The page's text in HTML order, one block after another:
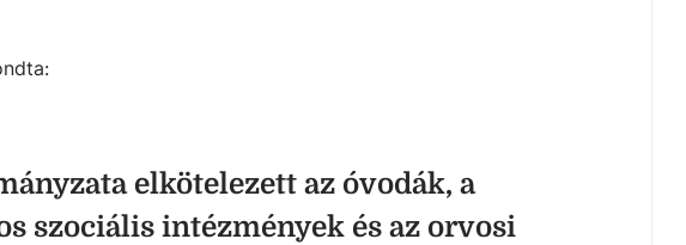
elkötelezett az óvodák, a
szociális intézmények és az orvosi